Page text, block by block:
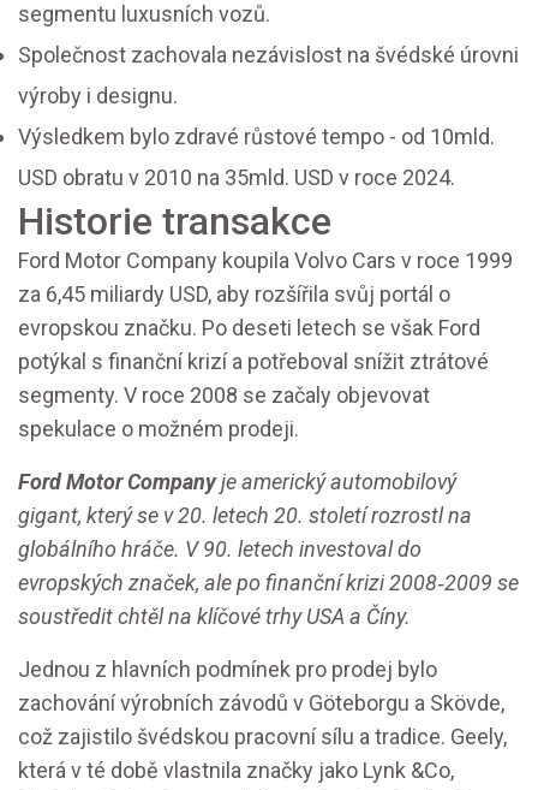
segmentu luxusních vozů.
Společnost zachovala nezávislost na švédské úrovni
výroby i designu.
Výsledkem bylo zdravé růstové tempo - od 10mld.
USD obratu v 2010 na 35mld. USD v roce 2024.
Historie transakce
Ford Motor Company koupila Volvo Cars v roce 1999
za 6,45 miliardy USD, aby rozšířila svůj portál o
evropskou značku. Po deseti letech se však Ford
potýkal s finanční krizí a potřeboval snížit ztrátové
segmenty. V roce 2008 se začaly objevovat
spekulace o možném prodeji.
Ford Motor Companyje americký automobilový
gigant, který se v 20. letech 20. století rozrostl na
globálního hráče. V 90. letech investoval do
evropských značek, ale po finanční krizi 2008‑2009 se
soustředit chtěl na klíčové trhy USA a Číny.
Jednou z hlavních podmínek pro prodej bylo
zachování výrobních závodů v Göteborgu a Skövde,
což zajistilo švédskou pracovní sílu a tradice. Geely,
která v té době vlastnila značky jako Lynk &Co,